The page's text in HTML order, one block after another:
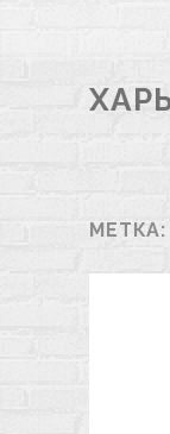
МЕТКА: